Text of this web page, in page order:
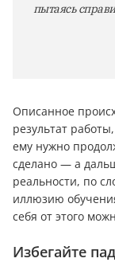
пытаясь
Описанное
результат
ему нужно
сделано — а
реальности, по
иллюзию
себя от этого
Избегайте